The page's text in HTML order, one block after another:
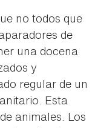
no todos que
de
una docena
y
regular de un
Esta
animales. Los